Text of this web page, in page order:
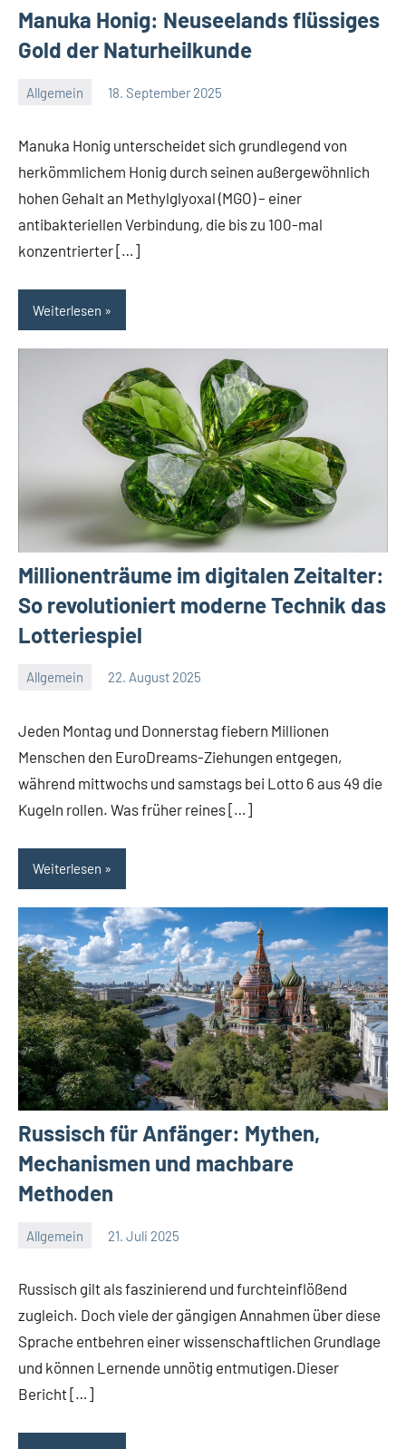
Manuka Honig: Neuseelands flüssiges
Gold der Naturheilkunde
Allgemein 18. September 2025
Redaktion
Keine
Manuka Honig unterscheidet sich grundlegend von
herkömmlichem Honig durch seinen außergewöhnlich
hohen Gehalt an Methylglyoxal (MGO) – einer
antibakteriellen Verbindung, die bis zu 100-mal
konzentrierter […]
Weiterlesen
Millionenträume im digitalen Zeitalter:
So revolutioniert moderne Technik das
Lotteriespiel
Allgemein 22. August 2025
Redaktion
Keine
Jeden Montag und Donnerstag fiebern Millionen
Menschen den EuroDreams-Ziehungen entgegen,
während mittwochs und samstags bei Lotto 6 aus 49 die
Kugeln rollen. Was früher reines […]
Weiterlesen
Russisch für Anfänger: Mythen,
Mechanismen und machbare
Methoden
Allgemein 21. Juli 2025
Redaktion
Keine
Russisch gilt als faszinierend und furchteinflößend
zugleich. Doch viele der gängigen Annahmen über diese
Sprache entbehren einer wissenschaftlichen Grundlage
und können Lernende unnötig entmutigen.Dieser
Bericht […]